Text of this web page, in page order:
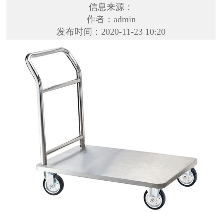
信息来源：
作者：admin
发布时间：2020-11-23 10:20